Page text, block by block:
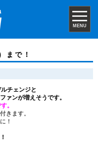
MENU
まで！
チェンジと
ァンが増えそうです。
。
きます。
！